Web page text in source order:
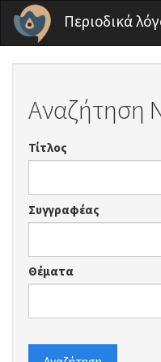
Παράκαμψη προς το κυρίως
Περιοδικά
Αναζήτηση
Τίτλος
Συγγραφέας
Θέματα